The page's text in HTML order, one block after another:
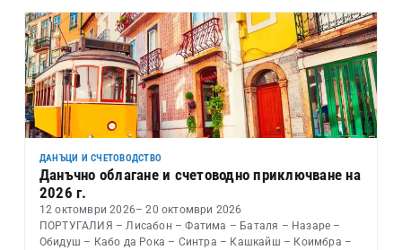
ДАНЪЦИ И СЧЕТОВОДСТВО
Данъчно облагане и счетоводно приключване на
2026 г.
12 октомври 2026– 20 октомври 2026
ПОРТУГАЛИЯ – Лисабон – Фатима – Баталя – Назаре –
Обидуш – Кабо да Рока – Синтра – Кашкайш – Коимбра –